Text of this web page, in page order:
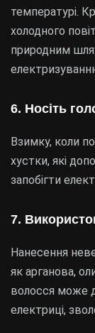
температурі.
холодного
природним
6. Носіть
Взимку, коли
хустки, які
запобігти
7.
Нанесення
як арганова,
волосся може
електриці,